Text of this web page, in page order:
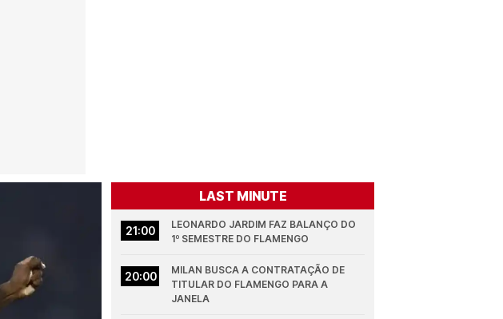
LAST MINUTE
21:00
LEONARDO JARDIM FAZ BALANÇO DO
1º SEMESTRE DO FLAMENGO
20:00
MILAN BUSCA A CONTRATAÇÃO DE
TITULAR DO FLAMENGO PARA A
JANELA